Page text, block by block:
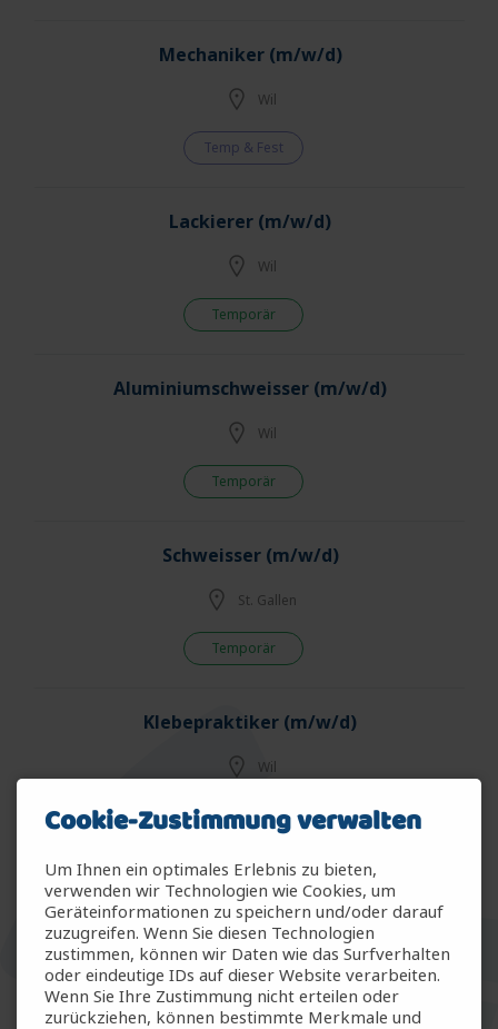
Mechaniker (m/w/d)
Wil
Temp & Fest
Lackierer (m/w/d)
Wil
Temporär
Aluminiumschweisser (m/w/d)
Wil
Temporär
Schweisser (m/w/d)
St. Gallen
Temporär
Klebepraktiker (m/w/d)
Wil
Temporär
Polymechaniker CNC Fräsen (m/w/d)
Weinfelden
Temp & Fest
Cookie-Zustimmung verwalten
Um Ihnen ein optimales Erlebnis zu bieten,
verwenden wir Technologien wie Cookies, um
Geräteinformationen zu speichern und/oder darauf
zuzugreifen. Wenn Sie diesen Technologien
zustimmen, können wir Daten wie das Surfverhalten
oder eindeutige IDs auf dieser Website verarbeiten.
Wenn Sie Ihre Zustimmung nicht erteilen oder
zurückziehen, können bestimmte Merkmale und